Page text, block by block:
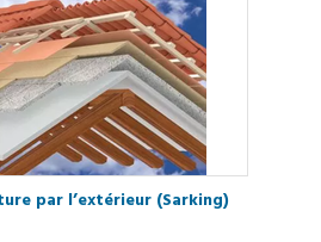
par l’extérieur (Sarking)